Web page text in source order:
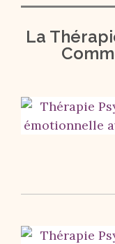
La